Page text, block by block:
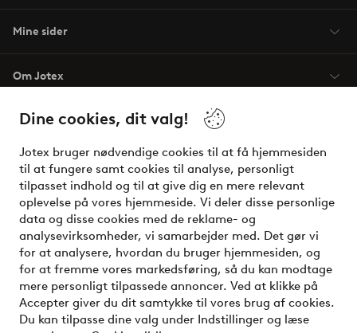
Dine cookies, dit valg!
Jotex bruger nødvendige cookies til at få hjemmesiden
til at fungere samt cookies til analyse, personligt
tilpasset indhold og til at give dig en mere relevant
oplevelse på vores hjemmeside. Vi deler disse personlige
data og disse cookies med de reklame- og
analysevirksomheder, vi samarbejder med. Det gør vi
for at analysere, hvordan du bruger hjemmesiden, og
for at fremme vores markedsføring, så du kan modtage
mere personligt tilpassede annoncer. Ved at klikke på
Accepter giver du dit samtykke til vores brug af cookies.
Du kan tilpasse dine valg under Indstillinger og læse
Mine sider
Om Jotex
Vilkår
Venner
Sikre betalinger - betal nu eller del op
Vil du vide mere om vores betalingsmuligheder?
elpy